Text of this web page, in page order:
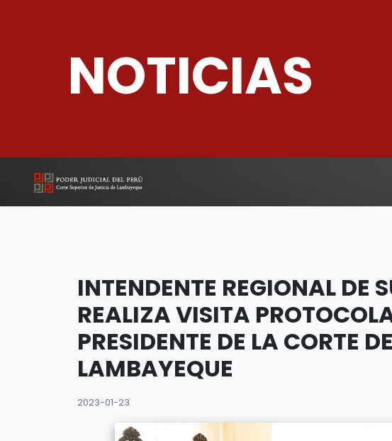
NOTICIAS
INTENDENTE REGIONAL DE
REALIZA VISITA
PRESIDENTE DE LA CORTE DE
LAMBAYEQUE
2023-01-23